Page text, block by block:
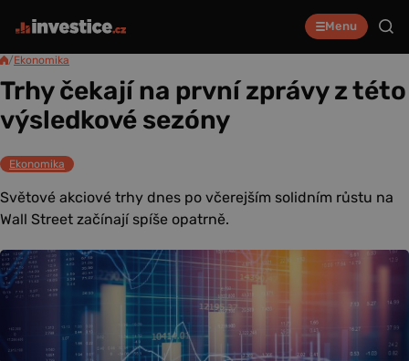
Menu
/Ekonomika
Trhy čekají na první zprávy z této
výsledkové sezóny
Ekonomika
Světové akciové trhy dnes po včerejším solidním růstu na
Wall Street začínají spíše opatrně.